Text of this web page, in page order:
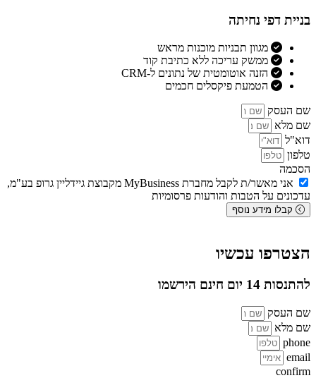
בניית דפי נחיתה
מגוון תבניות מוכנות מראש
ממשק עריכה ללא כתיבת קוד
הזנה אוטומטית של נתונים ל-CRM
הטמעת פיקסלים חכמים
שם העסק
שם מלא
דוא"ל
טלפון
הסכמה
אני מאשר/ת לקבל מחברת MyBusiness מקבוצת גיידליין גרופ בע"מ,
עדכונים על הטבות והודעות פרסומיות
קבלו מידע נוסף
הצטרפו עכשיו
להתנסות 14 יום חינם הירשמו
שם העסק
שם מלא
phone
email
confirm